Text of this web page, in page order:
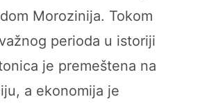
Morozinija. Tokom
perioda u istoriji
je premeštena na
a ekonomija je